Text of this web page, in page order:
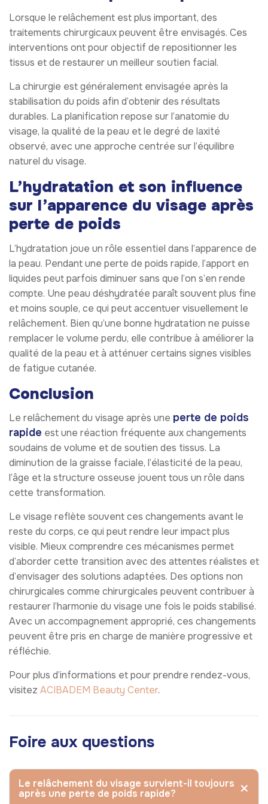
Lorsque le relâchement est plus important, des
traitements chirurgicaux peuvent être envisagés. Ces
interventions ont pour objectif de repositionner les
tissus et de restaurer un meilleur soutien facial.
La chirurgie est généralement envisagée après la
stabilisation du poids afin d’obtenir des résultats
durables. La planification repose sur l’anatomie du
visage, la qualité de la peau et le degré de laxité
observé, avec une approche centrée sur l’équilibre
naturel du visage.
L’hydratation et son influence
sur l’apparence du visage après
perte de poids
L’hydratation joue un rôle essentiel dans l’apparence de
la peau. Pendant une perte de poids rapide, l’apport en
liquides peut parfois diminuer sans que l’on s’en rende
compte. Une peau déshydratée paraît souvent plus fine
et moins souple, ce qui peut accentuer visuellement le
relâchement. Bien qu’une bonne hydratation ne puisse
remplacer le volume perdu, elle contribue à améliorer la
qualité de la peau et à atténuer certains signes visibles
de fatigue cutanée.
Conclusion
Le relâchement du visage après une perte de poids
rapide est une réaction fréquente aux changements
soudains de volume et de soutien des tissus. La
diminution de la graisse faciale, l’élasticité de la peau,
l’âge et la structure osseuse jouent tous un rôle dans
cette transformation.
Le visage reflète souvent ces changements avant le
reste du corps, ce qui peut rendre leur impact plus
visible. Mieux comprendre ces mécanismes permet
d’aborder cette transition avec des attentes réalistes et
d’envisager des solutions adaptées. Des options non
chirurgicales comme chirurgicales peuvent contribuer à
restaurer l’harmonie du visage une fois le poids stabilisé.
Avec un accompagnement approprié, ces changements
peuvent être pris en charge de manière progressive et
réfléchie.
Pour plus d’informations et pour prendre rendez-vous,
visitez ACIBADEM Beauty Center.
Foire aux questions
Le relâchement du visage survient-il toujours
après une perte de poids rapide?